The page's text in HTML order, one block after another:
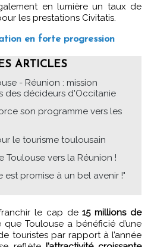
en lumière un taux de
les prestations Civitatis.
en forte progression
ARTICLES
- Réunion : mission
des décideurs d'Occitanie
son programme vers les
le tourisme toulousain
Toulouse vers la Réunion !
est promise à un bel avenir !"
franchir le cap de15 millions de
que Toulouse a bénéficié d’une
touristes par rapport à l’année